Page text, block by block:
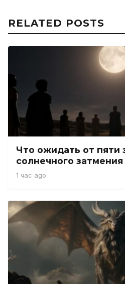
RELATED POSTS
Что ожидать от пяти
солнечного затмения
1 час ago